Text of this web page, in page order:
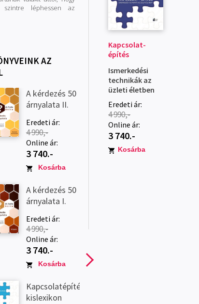
szintre léphessen az
AZ
A kérdezés 50
árnyalata II.
Eredeti ár:
4 990,-
Online ár:
3 740.-
Kosárba
A kérdezés 50
árnyalata I.
Eredeti ár:
4 990,-
Online ár:
3 740.-
Kosárba
Kapcsolatépítési
kislexikon
Kapcsolat-
építés
Ismerkedési
technikák az
üzleti életben
Eredeti ár:
4 990,-
Online ár:
3 740.-
Kosárba